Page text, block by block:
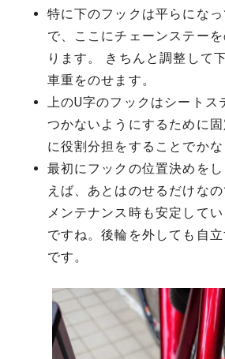
特に下のフックは平らにな
で、ここにチェーンステー
ります。 きちんと調整して
車重をのせます。
上のU字のフックはシートス
つかないようにするために
に役割分担をすることでかな
最初にフックの位置決めを
えば、あとはのせるだけなの
メンテナンス時も安定して
ですね。後輪を外しても自
です。